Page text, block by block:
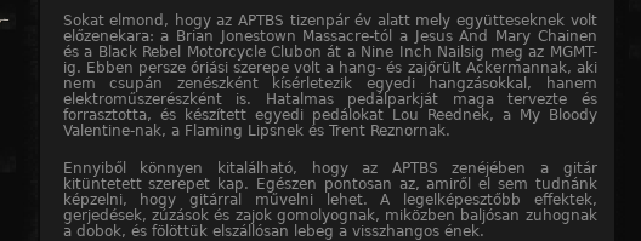
Sokat elmond, hogy az APTBS tizenpár év alatt mely együtteseknek volt
előzenekara: a Brian Jonestown Massacre-tól a Jesus And Mary Chainen
és a Black Rebel Motorcycle Clubon át a Nine Inch Nailsig meg az MGMT-
ig. Ebben persze óriási szerepe volt a hang- és zajőrült Ackermannak, aki
nem csupán zenészként kísérletezik egyedi hangzásokkal, hanem
elektroműszerészként is. Hatalmas pedálparkját maga tervezte és
forrasztotta, és készített egyedi pedálokat Lou Reednek, a My Bloody
Valentine-nak, a Flaming Lipsnek és Trent Reznornak.
Ennyiből könnyen kitalálható, hogy az APTBS zenéjében a gitár
kitüntetett szerepet kap. Egészen pontosan az, amiről el sem tudnánk
képzelni, hogy gitárral művelni lehet. A legelképesztőbb effektek,
gerjedések, zúzások és zajok gomolyognak, miközben baljósan zuhognak
a dobok, és fölöttük elszállósan lebeg a visszhangos ének.